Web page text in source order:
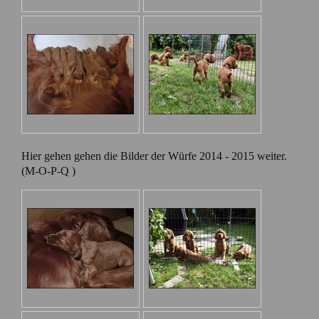
Hier gehen gehen die Bilder der Würfe 2014 - 2015 weiter.
(M-O-P-Q )